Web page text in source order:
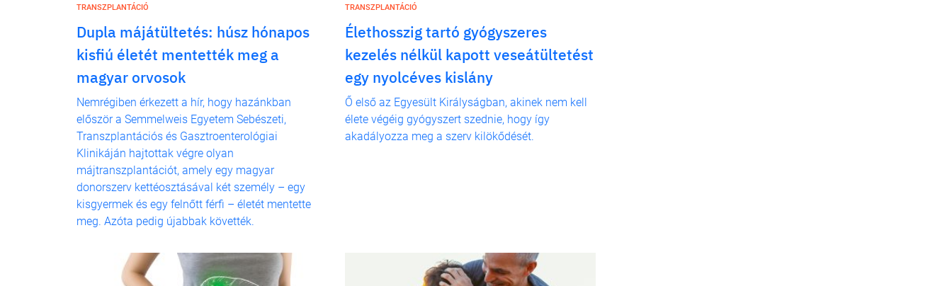
TRANSZPLANTÁCIÓ
Dupla májátültetés: húsz hónapos
kisfiú életét mentették meg a
magyar orvosok
Nemrégiben érkezett a hír, hogy hazánkban
először a Semmelweis Egyetem Sebészeti,
Transzplantációs és Gasztroenterológiai
Klinikáján hajtottak végre olyan
májtranszplantációt, amely egy magyar
donorszerv kettéosztásával két személy – egy
kisgyermek és egy felnőtt férfi – életét mentette
meg. Azóta pedig újabbak követték.
TRANSZPLANTÁCIÓ
Élethosszig tartó gyógyszeres
kezelés nélkül kapott veseátültetést
egy nyolcéves kislány
Ő első az Egyesült Királyságban, akinek nem kell
élete végéig gyógyszert szednie, hogy így
akadályozza meg a szerv kilökődését.